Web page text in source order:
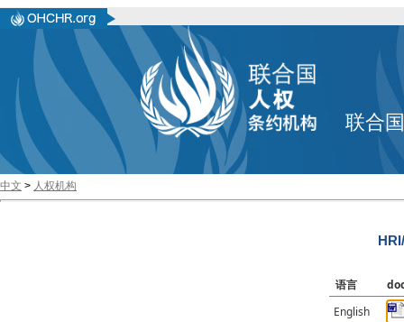
联合
中文 > 人权机构
语言
English